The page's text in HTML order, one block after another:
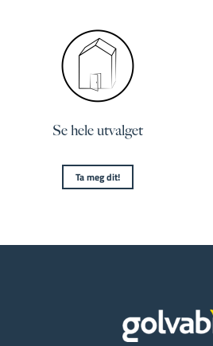
Se hele utvalget
Ta meg dit!